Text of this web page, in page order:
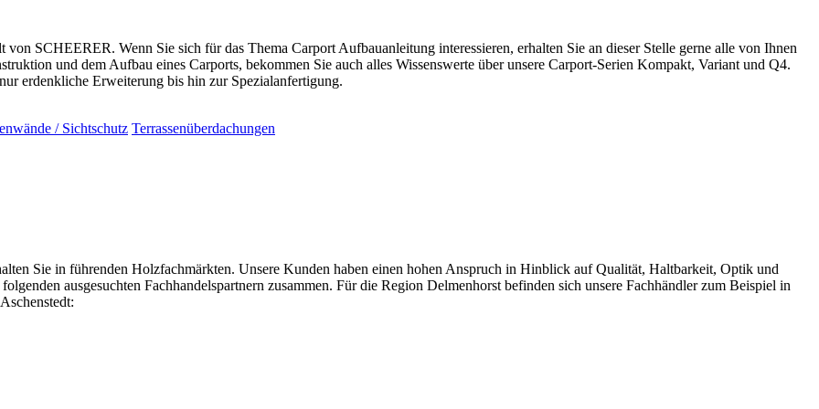
SCHEERER. Wenn Sie sich für das Thema Carport Aufbauanleitung interessieren, erhalten Sie an dieser Stelle gerne alle von Ihnen
und dem Aufbau eines Carports, bekommen Sie auch alles Wissenswerte über unsere Carport-Serien Kompakt, Variant und Q4.
erdenkliche Erweiterung bis hin zur Spezialanfertigung.
/ Sichtschutz Terrassenüberdachungen
Sie in führenden Holzfachmärkten. Unsere Kunden haben einen hohen Anspruch in Hinblick auf Qualität, Haltbarkeit, Optik und
ausgesuchten Fachhandelspartnern zusammen. Für die Region Delmenhorst befinden sich unsere Fachhändler zum Beispiel in